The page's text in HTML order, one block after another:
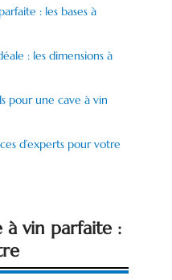
: les bases à
: les dimensions à
pour une cave à vin
d’experts pour votre
à vin parfaite :